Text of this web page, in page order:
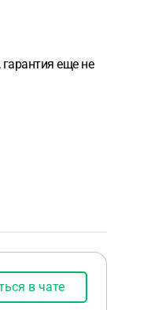
еще не
в чате